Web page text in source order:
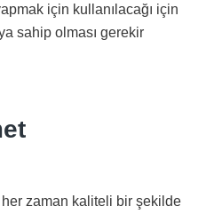
için kullanılacağı için
sahip olması gerekir
zaman kaliteli bir şekilde